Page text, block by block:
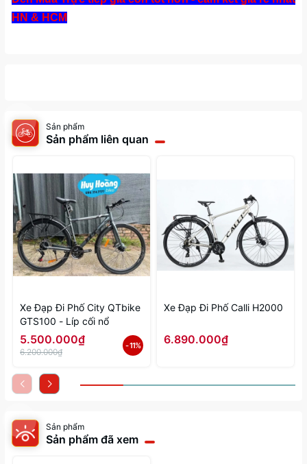
HN & HCM
Sản phẩm
Sản phẩm liên quan
Xe Đạp Đi Phố City QTbike
GTS100 - Líp cối nổ
5.500.000₫
6.200.000₫
- 11%
Xe Đạp Đi Phố Calli H2000
6.890.000₫
Sản phẩm
Sản phẩm đã xem